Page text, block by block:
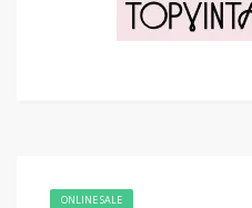
ONLINE SALE